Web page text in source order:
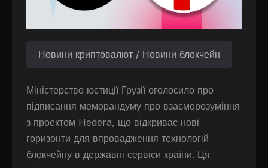
Новини криптовалют / Новини блокчейн
Міністерство юстиції Грузії оголосило про
підписання меморандуму про взаєморозуміння
з проектом Hedera, що відкриває нові
горизонти для впровадження технологій
блокчейну в державні сервіси країни. Ця